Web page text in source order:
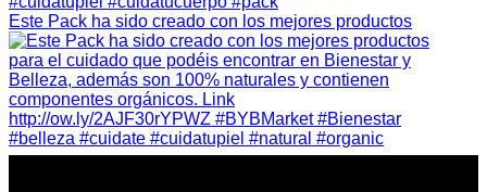
Este Pack ha sido creado con los mejores productos